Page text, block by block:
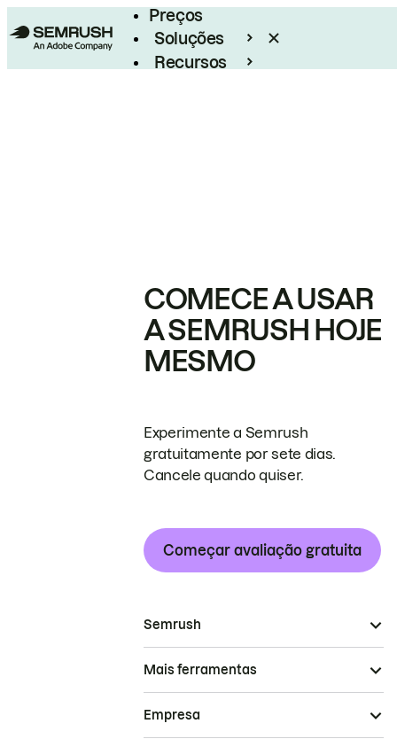
Preços
Soluções
Recursos
COMECE A USAR
A SEMRUSH HOJE
MESMO
Experimente a Semrush
gratuitamente por sete dias.
Cancele quando quiser.
Começar avaliação gratuita
Semrush
Mais ferramentas
Empresa